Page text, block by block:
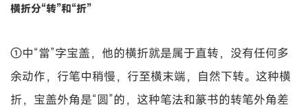
横折分“转”和“折”
①中“當”字宝盖，他的横折就是属于直转，没有任何多
余动作，行笔中稍慢，行至横末端，自然下转。这种横
折，宝盖外角是“圆”的，这种笔法和篆书的转笔外角差